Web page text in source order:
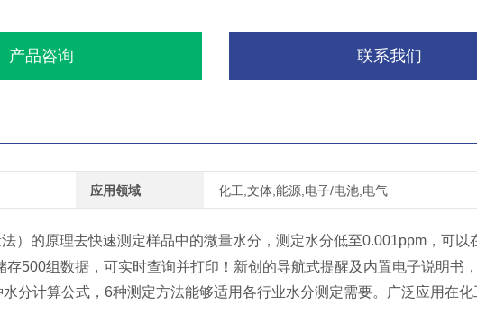
产品咨询 联系我们
应用领域 化工,文体,能源,电子/电池,电气
）的原理去快速测定样品中的微量水分，测定水分低至0.001ppm，可以
500组数据，可实时查询并打印！新创的导航式提醒及内置电子说明书
分计算公式，6种测定方法能够适用各行业水分测定需要。广泛应用在